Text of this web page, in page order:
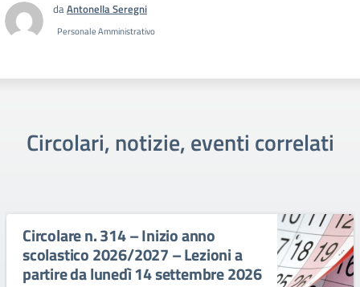
daAntonella Seregni
Personale Amministrativo
Circolari, notizie, eventi correlati
Circolare n. 314 – Inizio anno
scolastico 2026/2027 – Lezioni a
partire da lunedì 14 settembre 2026